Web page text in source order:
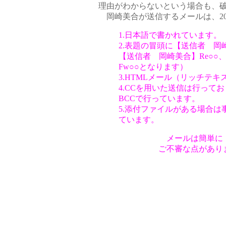
理由がわからないという場合も、
岡崎美合が送信するメールは、
1.日本語で書かれています。
2.表題の冒頭に【送信者 岡
【送信者 岡崎美合】Re○○
Fw○○となります）
3.HTMLメール（リッチテキ
4.CCを用いた送信は行って
BCCで行っています。
5.添付ファイルがある場合は
ています。
メールは簡単
ご不審な点があ